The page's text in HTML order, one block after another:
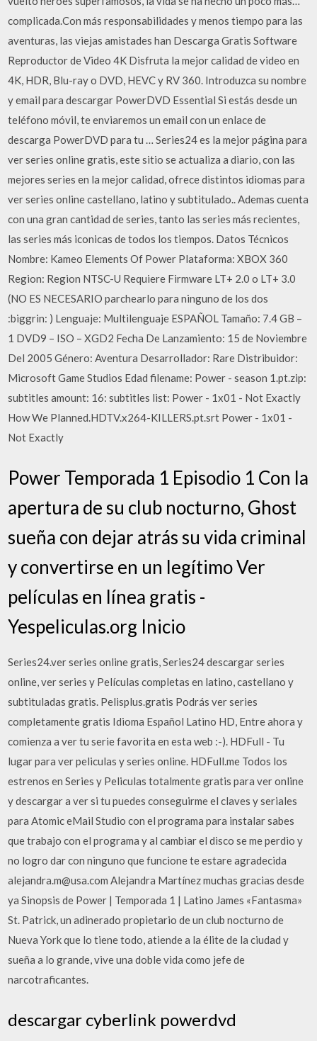
complicada.Con más responsabilidades y menos tiempo para las
aventuras, las viejas amistades han Descarga Gratis Software
Reproductor de Video 4K Disfruta la mejor calidad de video en
4K, HDR, Blu-ray o DVD, HEVC y RV 360. Introduzca su nombre
y email para descargar PowerDVD Essential Si estás desde un
teléfono móvil, te enviaremos un email con un enlace de
descarga PowerDVD para tu … Series24 es la mejor página para
ver series online gratis, este sitio se actualiza a diario, con las
mejores series en la mejor calidad, ofrece distintos idiomas para
ver series online castellano, latino y subtitulado.. Ademas cuenta
con una gran cantidad de series, tanto las series más recientes,
las series más iconicas de todos los tiempos. Datos Técnicos
Nombre: Kameo Elements Of Power Plataforma: XBOX 360
Region: Region NTSC-U Requiere Firmware LT+ 2.0 o LT+ 3.0
(NO ES NECESARIO parchearlo para ninguno de los dos
:biggrin: ) Lenguaje: Multilenguaje ESPAÑOL Tamaño: 7.4 GB –
1 DVD9 – ISO – XGD2 Fecha De Lanzamiento: 15 de Noviembre
Del 2005 Género: Aventura Desarrollador: Rare Distribuidor:
Microsoft Game Studios Edad filename: Power - season 1.pt.zip:
subtitles amount: 16: subtitles list: Power - 1x01 - Not Exactly
How We Planned.HDTV.x264-KILLERS.pt.srt Power - 1x01 -
Not Exactly
Power Temporada 1 Episodio 1 Con la
apertura de su club nocturno, Ghost
sueña con dejar atrás su vida criminal
y convertirse en un legítimo Ver
películas en línea gratis -
Yespeliculas.org Inicio
Series24.ver series online gratis, Series24 descargar series
online, ver series y Películas completas en latino, castellano y
subtituladas gratis. Pelisplus.gratis Podrás ver series
completamente gratis Idioma Español Latino HD, Entre ahora y
comienza a ver tu serie favorita en esta web :-). HDFull - Tu
lugar para ver peliculas y series online. HDFull.me Todos los
estrenos en Series y Peliculas totalmente gratis para ver online
y descargar a ver si tu puedes conseguirme el claves y seriales
para Atomic eMail Studio con el programa para instalar sabes
que trabajo con el programa y al cambiar el disco se me perdio y
no logro dar con ninguno que funcione te estare agradecida
alejandra.m@usa.com Alejandra Martínez muchas gracias desde
ya Sinopsis de Power | Temporada 1 | Latino James «Fantasma»
St. Patrick, un adinerado propietario de un club nocturno de
Nueva York que lo tiene todo, atiende a la élite de la ciudad y
sueña a lo grande, vive una doble vida como jefe de
narcotraficantes.
descargar cyberlink powerdvd